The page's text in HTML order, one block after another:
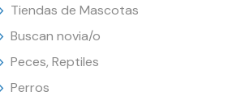
Tiendas de Mascotas
Buscan novia/o
Peces, Reptiles
Perros